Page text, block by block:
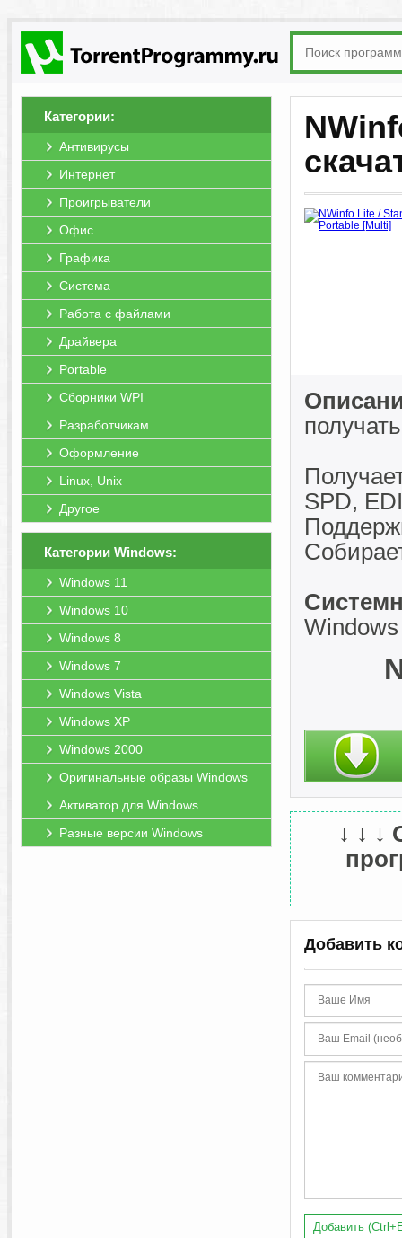
Категории:
Антивирусы
Интернет
Проигрыватели
Офис
Графика
Система
Работа с файлами
Драйвера
Portable
Сборники WPI
Разработчикам
Оформление
Linux, Unix
Другое
Категории Windows:
Windows 11
Windows 10
Windows 8
Windows 7
Windows Vista
Windows XP
Windows 2000
Оригинальные образы Windows
Активатор для Windows
Разные версии Windows
SPD,
↓ ↓ ↓
Добавить
Добавить